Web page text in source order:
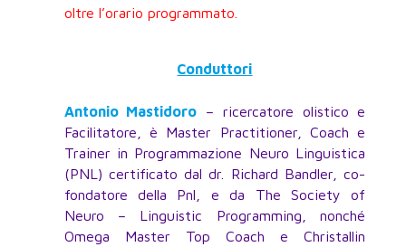
oltre l’orario programmato.
Conduttori
Antonio Mastidoro – ricercatore olistico e
Facilitatore, è Master Practitioner, Coach e
Trainer in Programmazione Neuro Linguistica
(PNL) certificato dal dr. Richard Bandler, co-
fondatore della Pnl, e da The Society of
Neuro – Linguistic Programming, nonché
Omega Master Top Coach e Christallin